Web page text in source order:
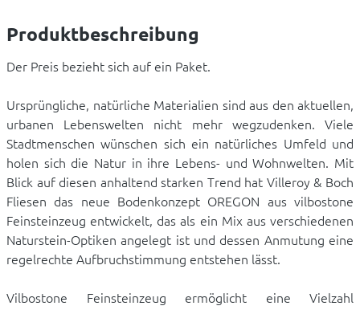
Produktbeschreibung
Der Preis bezieht sich auf ein Paket.
Ursprüngliche, natürliche Materialien sind aus den aktuellen,
urbanen Lebenswelten nicht mehr wegzudenken. Viele
Stadtmenschen wünschen sich ein natürliches Umfeld und
holen sich die Natur in ihre Lebens- und Wohnwelten. Mit
Blick auf diesen anhaltend starken Trend hat Villeroy & Boch
Fliesen das neue Bodenkonzept OREGON aus vilbostone
Feinsteinzeug entwickelt, das als ein Mix aus verschiedenen
Naturstein-Optiken angelegt ist und dessen Anmutung eine
regelrechte Aufbruchstimmung entstehen lässt.
Vilbostone Feinsteinzeug ermöglicht eine Vielzahl